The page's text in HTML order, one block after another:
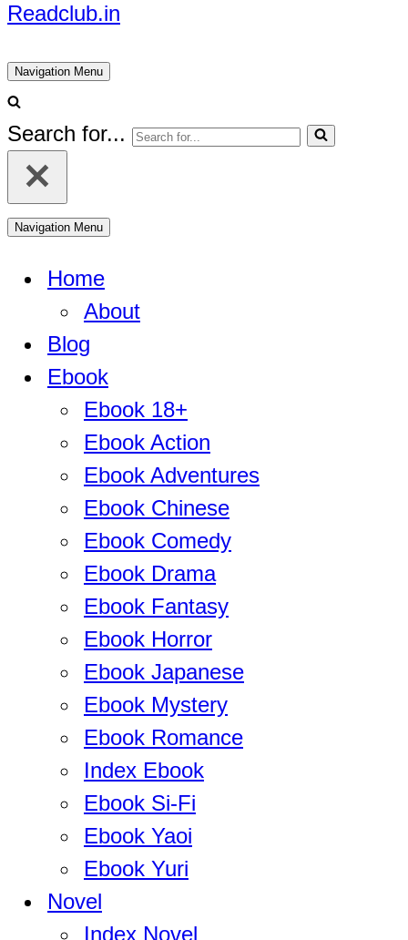
Readclub.in
Navigation Menu
Search for...
Navigation Menu
Home
About
Blog
Ebook
Ebook 18+
Ebook Action
Ebook Adventures
Ebook Chinese
Ebook Comedy
Ebook Drama
Ebook Fantasy
Ebook Horror
Ebook Japanese
Ebook Mystery
Ebook Romance
Index Ebook
Ebook Si-Fi
Ebook Yaoi
Ebook Yuri
Novel
Index Novel